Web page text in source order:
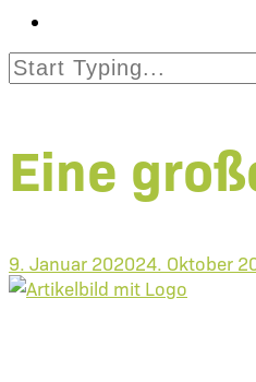
Eine
9. Januar 202024. Oktober